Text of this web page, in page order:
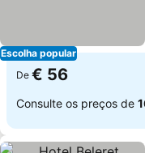
Escolha popular
De € 56
Consulte os preços de